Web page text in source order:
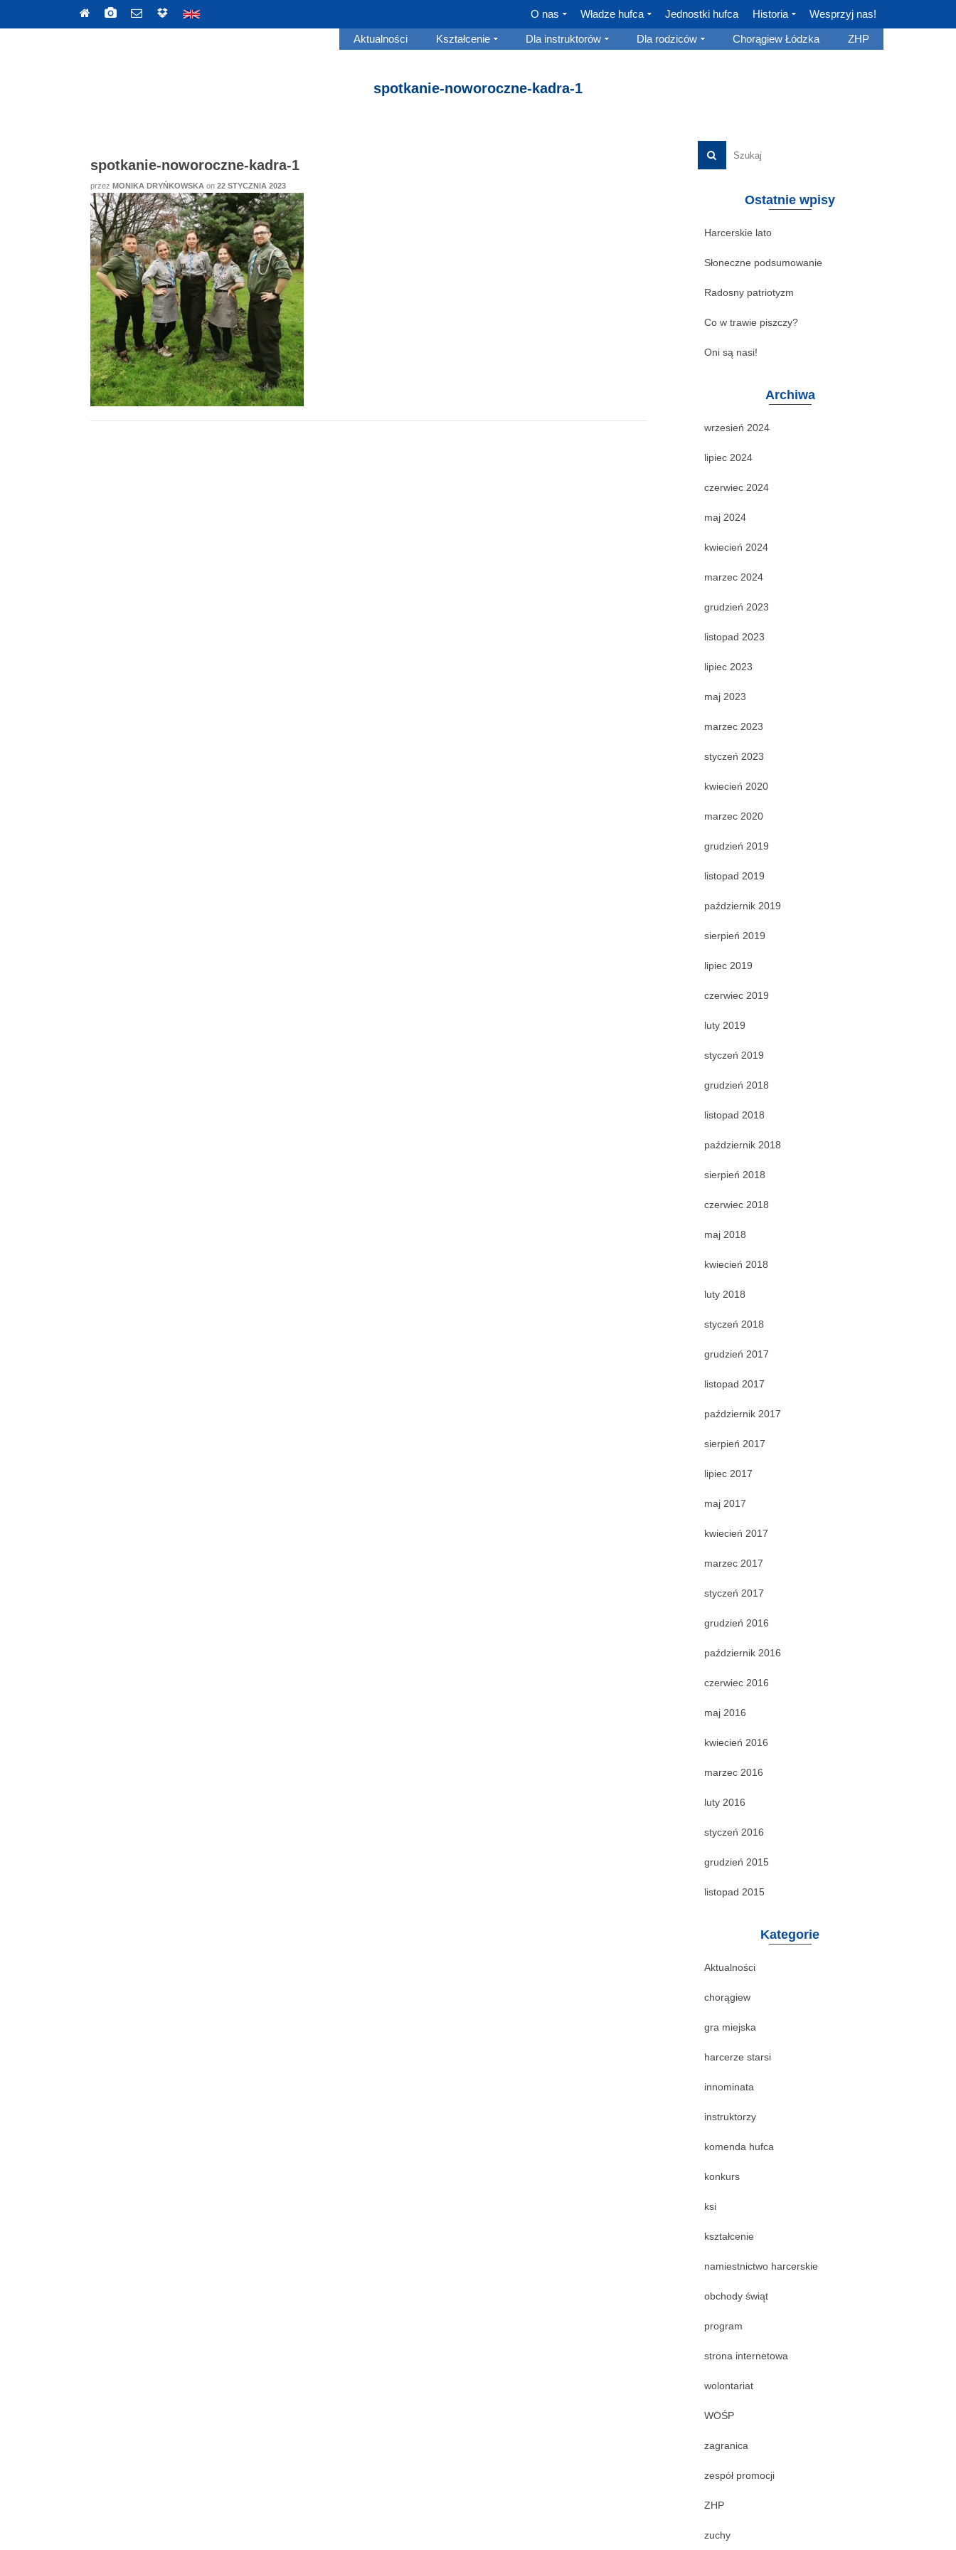
O nas Władze hufca Jednostki hufca Historia Wesprzyj nas!
Aktualności Kształcenie Dla instruktorów Dla rodziców Chorągiew Łódzka ZHP
spotkanie-noworoczne-kadra-1
spotkanie-noworoczne-kadra-1
przez MONIKA DRYŃKOWSKA on 22 STYCZNIA 2023
Ostatnie wpisy
Harcerskie lato
Słoneczne podsumowanie
Radosny patriotyzm
Co w trawie piszczy?
Oni są nasi!
Archiwa
wrzesień 2024
lipiec 2024
czerwiec 2024
maj 2024
kwiecień 2024
marzec 2024
grudzień 2023
listopad 2023
lipiec 2023
maj 2023
marzec 2023
styczeń 2023
kwiecień 2020
marzec 2020
grudzień 2019
listopad 2019
październik 2019
sierpień 2019
lipiec 2019
czerwiec 2019
luty 2019
styczeń 2019
grudzień 2018
listopad 2018
październik 2018
sierpień 2018
czerwiec 2018
maj 2018
kwiecień 2018
luty 2018
styczeń 2018
grudzień 2017
listopad 2017
październik 2017
sierpień 2017
lipiec 2017
maj 2017
kwiecień 2017
marzec 2017
styczeń 2017
grudzień 2016
październik 2016
czerwiec 2016
maj 2016
kwiecień 2016
marzec 2016
luty 2016
styczeń 2016
grudzień 2015
listopad 2015
Kategorie
Aktualności
chorągiew
gra miejska
harcerze starsi
innominata
instruktorzy
komenda hufca
konkurs
ksi
kształcenie
namiestnictwo harcerskie
obchody świąt
program
strona internetowa
wolontariat
WOŚP
zagranica
zespół promocji
ZHP
zuchy